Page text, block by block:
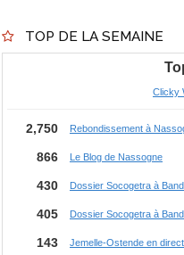
TOP DE LA SEMAINE